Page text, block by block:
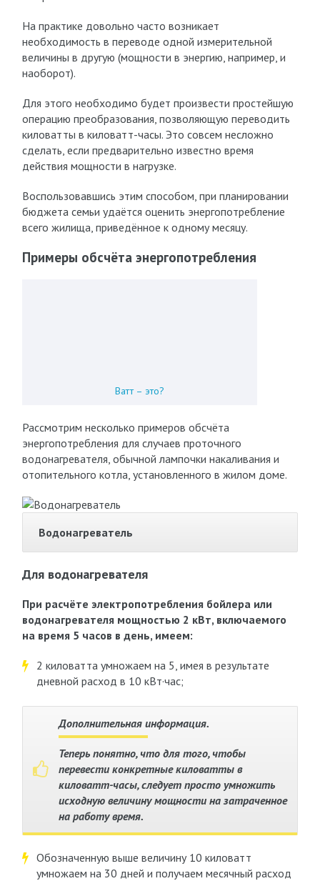
На практике довольно часто возникает
необходимость в переводе одной измерительной
величины в другую (мощности в энергию, например, и
наоборот).
Для этого необходимо будет произвести простейшую
операцию преобразования, позволяющую переводить
киловатты в киловатт-часы. Это совсем несложно
сделать, если предварительно известно время
действия мощности в нагрузке.
Воспользовавшись этим способом, при планировании
бюджета семьи удаётся оценить энергопотребление
всего жилища, приведённое к одному месяцу.
Примеры обсчёта энергопотребления
Ватт – это?
Рассмотрим несколько примеров обсчёта
энергопотребления для случаев проточного
водонагревателя, обычной лампочки накаливания и
отопительного котла, установленного в жилом доме.
Водонагреватель
Для водонагревателя
При расчёте электропотребления бойлера или
водонагревателя мощностью 2 кВт, включаемого
на время 5 часов в день, имеем:
2 киловатта умножаем на 5, имея в результате
дневной расход в 10 кВт·час;
Дополнительная информация.
Теперь понятно, что для того, чтобы
перевести конкретные киловатты в
киловатт-часы, следует просто умножить
исходную величину мощности на затраченное
на работу время.
Обозначенную выше величину 10 киловатт
умножаем на 30 дней и получаем месячный расход